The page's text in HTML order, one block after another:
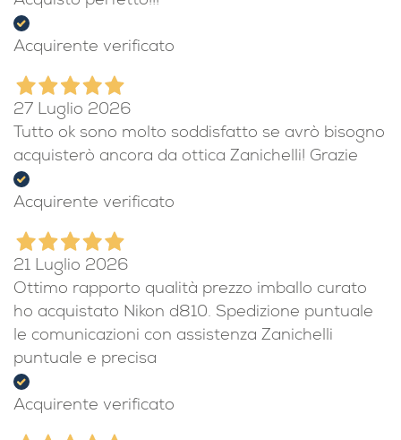
Acquirente verificato
27 Luglio 2026
Tutto ok sono molto soddisfatto se avrò bisogno
acquisterò ancora da ottica Zanichelli! Grazie
Acquirente verificato
21 Luglio 2026
Ottimo rapporto qualità prezzo imballo curato
ho acquistato Nikon d810. Spedizione puntuale
le comunicazioni con assistenza Zanichelli
puntuale e precisa
Acquirente verificato